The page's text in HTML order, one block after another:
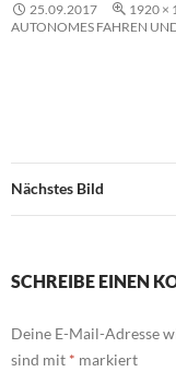
25.09.2017 1920 ×
AUTONOMES FAHREN
Nächstes Bild
SCHREIBE EINEN
Deine E-Mail-Adresse
sind mit * markiert